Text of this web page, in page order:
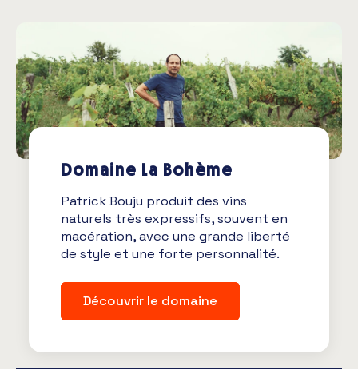
Domaine La Bohème
Patrick Bouju produit des vins
naturels très expressifs, souvent en
macération, avec une grande liberté
de style et une forte personnalité.
Découvrir le domaine